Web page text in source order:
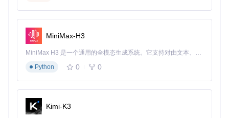
    A[TypeDoc解析] --> B[接口定义扫描]
    C --> D[元数据提取]
核心步骤
扫描components/theme/interface/index.ts中的接
口定义
区分Seed/Map/Alias三类变量，过滤私有变量
提取变量名称、类型、描述等元数据
MiniMax-H3
MiniMax H3 是一个通用的全模态生成系统。它支持对由文本、图像、视频和音频组成的多模态上下文进行统一理解，并能生成分辨率高达 2K、时长可达 15 秒的带原生立体声音频的视频。得益于面向任务泛化的系统设计，H3 在预训练阶段就已具备广泛的多模态上下文理解与生成能力，能够出色地执行复杂的多模态指令。
Python
0 0
Kimi-K3